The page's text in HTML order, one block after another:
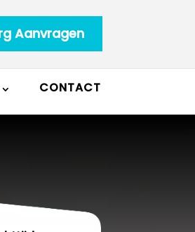
Aanvragen
CONTACT